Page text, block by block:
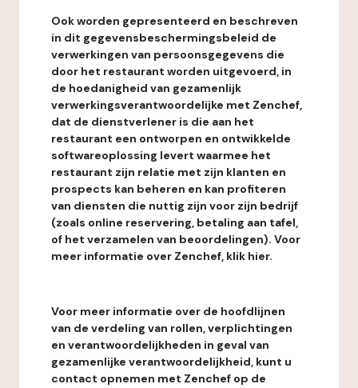
Ook worden gepresenteerd en beschreven
in dit gegevensbeschermingsbeleid de
verwerkingen van persoonsgegevens die
door het restaurant worden uitgevoerd, in
de hoedanigheid van gezamenlijk
verwerkingsverantwoordelijke met Zenchef,
dat de dienstverlener is die aan het
restaurant een ontworpen en ontwikkelde
softwareoplossing levert waarmee het
restaurant zijn relatie met zijn klanten en
prospects kan beheren en kan profiteren
van diensten die nuttig zijn voor zijn bedrijf
(zoals online reservering, betaling aan tafel,
of het verzamelen van beoordelingen). Voor
meer informatie over Zenchef, klik hier.
Voor meer informatie over de hoofdlijnen
van de verdeling van rollen, verplichtingen
en verantwoordelijkheden in geval van
gezamenlijke verantwoordelijkheid, kunt u
contact opnemen met Zenchef op de